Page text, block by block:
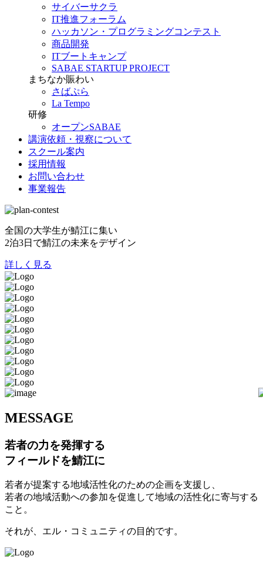
サイバーサクラ
IT推進フォーラム
ハッカソン・プログラミングコンテスト
商品開発
ITブートキャンプ
SABAE STARTUP PROJECT
まちなか賑わい
さばぷら
La Tempo
研修
オープンSABAE
講演依頼・視察について
スクール案内
採用情報
お問い合わせ
事業報告
全国の大学生が鯖江に集い
2泊3日で鯖江の未来をデザイン
詳しく見る
MESSAGE
若者の力を発揮する
フィールドを鯖江に
若者が提案する地域活性化のための企画を支援し、
若者の地域活動への参加を促進して地域の活性化に寄与する
こと。
それが、エル・コミュニティの目的です。